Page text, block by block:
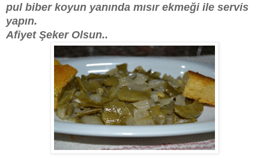
pul biber koyun yanında mısır ekmeği ile servis
yapın.
Afiyet Şeker Olsun..